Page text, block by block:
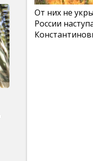
От них не
России